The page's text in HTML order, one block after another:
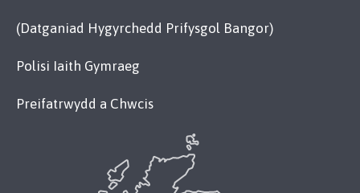
(Datganiad Hygyrchedd Prifysgol Bangor)
Polisi Iaith Gymraeg
Preifatrwydd a Chwcis